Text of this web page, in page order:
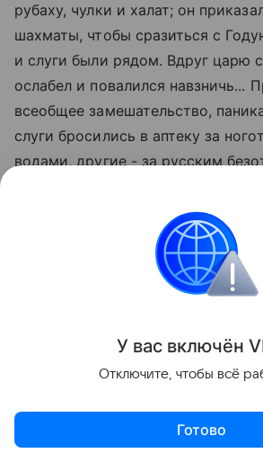
рубаху, чулки и халат; он
шахматы, чтобы сразиться с
и слуги были рядом. Вдруг царю
ослабел и повалился навзничь...
всеобщее замешательство,
слуги бросились в аптеку за
водами, другие - за русским
лекарями. Царские покои
царя остались лишь Годунов и
момент они быстро и
Ивана Грозного! Как пишет
У вас включён V
Отключите, чтобы всё
Готово